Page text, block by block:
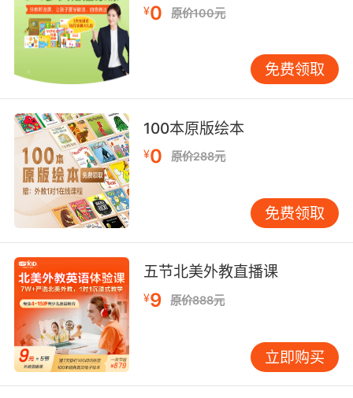
三、个性化学习实现度
大数据分析为精准教学提供支撑，VIPKID的自适
应学习系统可记录1200+个学习行为节点。通过
AI算法生成的个性化学习路径，使单词掌握率提
统的学员在CEFR评级中，半年内平均提升0.8个
等级，显著高于传统班级的0.3个等级。
但数据驱动的个性化存在机械性风险。斯坦福大
学教育科技研究中心指出，过度依赖算法可能忽
视学习者的社会文化背景。在实际案例中，12%
的学员因系统推荐的重复练习过量产生厌学情
务，正是对纯算法模式的人性化补充。
四、教学效果持续性
碎片化学习模式契合现代生活节奏，VIPKID移动
端APP实现日均15分钟微课积累。剑桥大学语言
实验室追踪研究显示，持续180天的碎片化学习
者，词汇量增长率与集中授课模式无显著差异。
¥0 原价100元
免费领取
100本原版绘本
¥0 原价288元
免费领取
五节北美外教直播课
¥9 原价888元
立即购买